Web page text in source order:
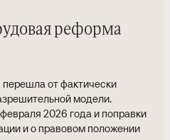
реформа
перешла от фактически
модели.
2026 года и поправки
и о правовом положении